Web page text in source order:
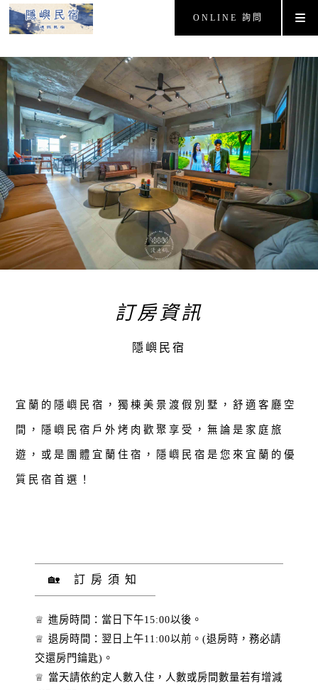
ONLINE 詢問
訂房資訊
隱嶼民宿
宜蘭的隱嶼民宿，獨棟美景渡假別墅，舒適客廳空
間，隱嶼民宿戶外烤肉歡聚享受，無論是家庭旅
遊，或是團體宜蘭住宿，隱嶼民宿是您來宜蘭的優
質民宿首選！
🏡 訂房須知
♕ 進房時間：當日下午15:00以後。
♕ 退房時間：翌日上午11:00以前。(退房時，務必請
交還房門鑰匙)。
♕ 當天請依約定人數入住，人數或房間數量若有增減